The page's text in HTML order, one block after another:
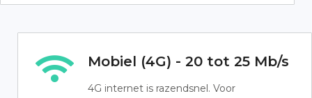
Mobiel (4G) - 20 tot 25 Mb/s
4G internet is razendsnel. Voor